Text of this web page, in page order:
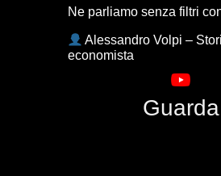
Ne parliamo senza filtri
Alessandro Volpi –
economista
Guarda